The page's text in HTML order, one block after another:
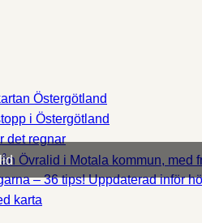
Östergötland
i Östergötland
det regnar
– 36 tips! Uppdaterad inför
karta